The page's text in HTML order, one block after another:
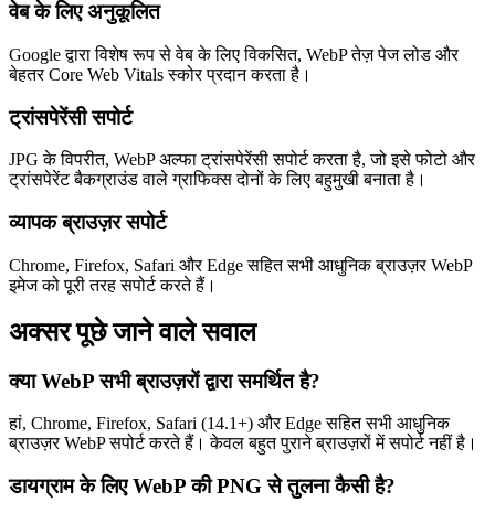
वेब के लिए अनुकूलित
Google द्वारा विशेष रूप से वेब के लिए विकसित, WebP तेज़ पेज लोड और
बेहतर Core Web Vitals स्कोर प्रदान करता है।
ट्रांसपेरेंसी सपोर्ट
JPG के विपरीत, WebP अल्फा ट्रांसपेरेंसी सपोर्ट करता है, जो इसे फोटो और
ट्रांसपेरेंट बैकग्राउंड वाले ग्राफिक्स दोनों के लिए बहुमुखी बनाता है।
व्यापक ब्राउज़र सपोर्ट
Chrome, Firefox, Safari और Edge सहित सभी आधुनिक ब्राउज़र WebP
इमेज को पूरी तरह सपोर्ट करते हैं।
अक्सर पूछे जाने वाले सवाल
क्या WebP सभी ब्राउज़रों द्वारा समर्थित है?
हां, Chrome, Firefox, Safari (14.1+) और Edge सहित सभी आधुनिक
ब्राउज़र WebP सपोर्ट करते हैं। केवल बहुत पुराने ब्राउज़रों में सपोर्ट नहीं है।
डायग्राम के लिए WebP की PNG से तुलना कैसी है?